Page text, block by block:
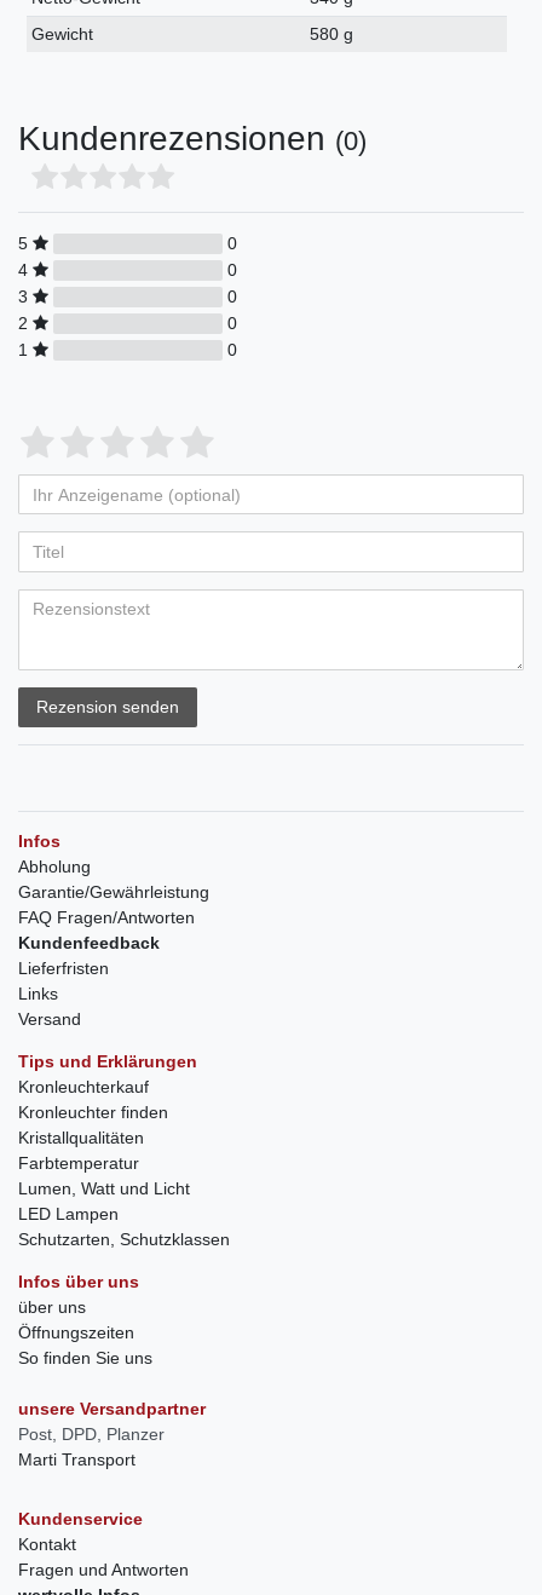
Gewicht
580 g
Kundenrezensionen (0)
5
0
4
0
3
0
2
0
1
0
Rezension senden
Infos
Abholung
Garantie/Gewährleistung
FAQ Fragen/Antworten
Kundenfeedback
Lieferfristen
Links
Versand
Tips und Erklärungen
Kronleuchterkauf
Kronleuchter finden
Kristallqualitäten
Farbtemperatur
Lumen, Watt und Licht
LED Lampen
Schutzarten, Schutzklassen
Infos über uns
über uns
Öffnungszeiten
So finden Sie uns
unsere Versandpartner
Post, DPD, Planzer
Marti Transport
Kundenservice
Kontakt
Fragen und Antworten